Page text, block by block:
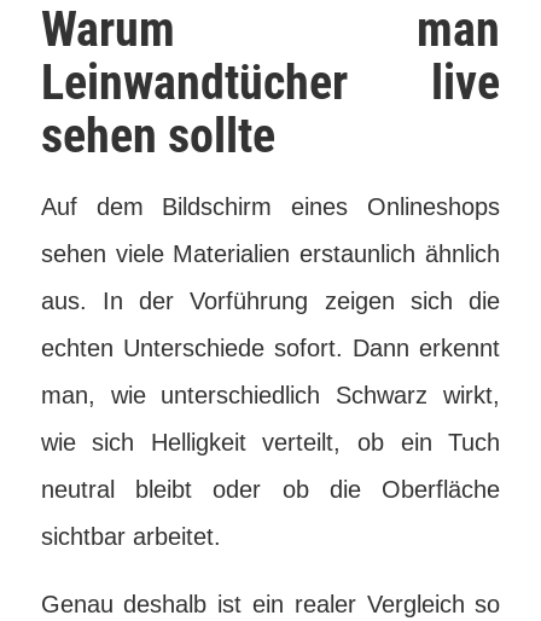
Warum man
Leinwandtücher live
sehen sollte
Auf dem Bildschirm eines Onlineshops
sehen viele Materialien erstaunlich ähnlich
aus. In der Vorführung zeigen sich die
echten Unterschiede sofort. Dann erkennt
man, wie unterschiedlich Schwarz wirkt,
wie sich Helligkeit verteilt, ob ein Tuch
neutral bleibt oder ob die Oberfläche
sichtbar arbeitet.
Genau deshalb ist ein realer Vergleich so